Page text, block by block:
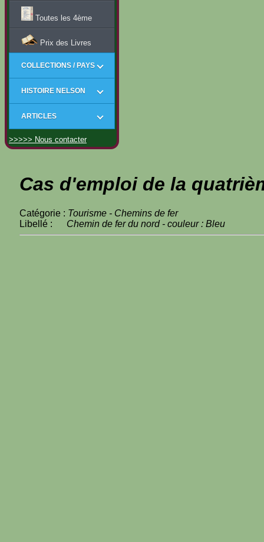
Toutes les 4ème
Prix des Livres
COLLECTIONS / PAYS
HISTOIRE NELSON
ARTICLES
>>>>> Nous contacter
Cas d'emploi de la
Catégorie : Tourisme - Chemins de fer
Libellé : Chemin de fer du nord - couleur : Bleu